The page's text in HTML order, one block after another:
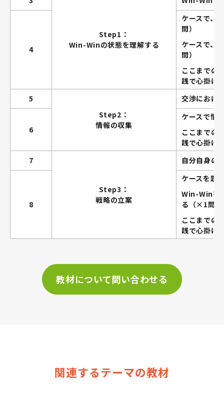
Step1：
Win-Winの状態を理解する
4
ケースで、
問）
ケースで、
問）
ここまでの
践で心掛け
5
Step2：
情報の収集
交渉におけ
6
ケースで情
ここまでの
践で心掛け
7
Step3：
戦略の立案
自分自身の
8
ケースを題
Win-Winを
る（×1問）
ここまでの
践で心掛け
教材について問い合わせる
関連するテーマの教材